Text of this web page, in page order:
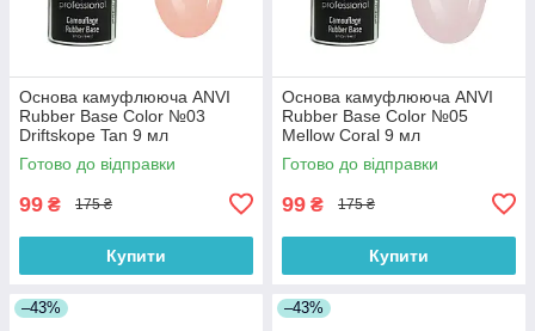
Основа камуфлююча ANVI
Rubber Base Color №03
Driftskope Tan 9 мл
Готово до відправки
99 ₴ 175 ₴
Купити
Основа камуфлююча ANVI
Rubber Base Color №05
Mellow Coral 9 мл
Готово до відправки
99 ₴ 175 ₴
Купити
–43% –43%